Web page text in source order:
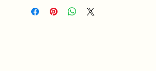
québécois déjà râpés : doux,
fermes, sans lactose ou vieillis, il y